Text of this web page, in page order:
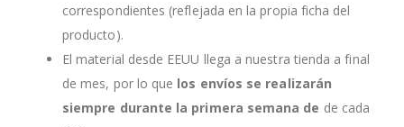
correspondientes (reflejada en la propia ficha del
producto).
El material desde EEUU llega a nuestra tienda a final
de mes, por lo que los envíos se realizarán
siempre durante la primera semana de de cada